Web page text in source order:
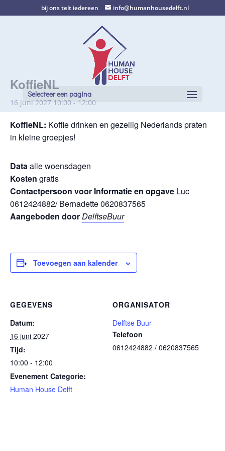
bij ons telt iedereen info@humanhousedelft.nl
Selecteer een pagina
KoffieNL
16 juni 2027 10:00 - 12:00
KoffieNL: Koffie drinken en gezellig Nederlands praten
in kleine groepjes!
Dataalle woensdagen
Kosten gratis
Contactpersoon voor Informatie en opgave Luc
0612424882/ Bernadette 0620837565
Aangeboden doorDelftseBuur
Toevoegen aan kalender
GEGEVENS
Datum:
16 juni 2027
Tijd:
10:00 - 12:00
Evenement Categorie:
Human House Delft
ORGANISATOR
Delftse Buur
Telefoon
0612424882 / 0620837565